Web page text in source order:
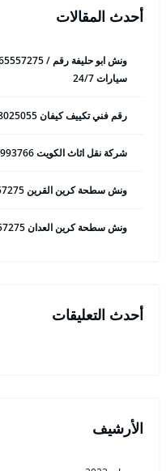
أحدث المقالات
سيارات 24/7
رقم فني تكييف كيفان 98025055 فني تكييف مركزي 24 ساعة
شركة نقل اثاث الكويت 50993766 هاف لوري وانيت نقل عفش
ونش سطحة كرين القرين 65557275 ونش سحب وانقاذ سيارات
ونش سطحة كرين العدان 65557275 ونش سحب وانقاذ سيارات
أحدث التعليقات
الأرشيف